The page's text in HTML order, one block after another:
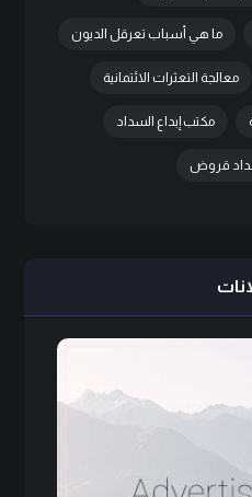
ما هي أسباب تعرقل الديون
معالجة التعثرات الائتمانية
مكتب إبداع السداد
قروض